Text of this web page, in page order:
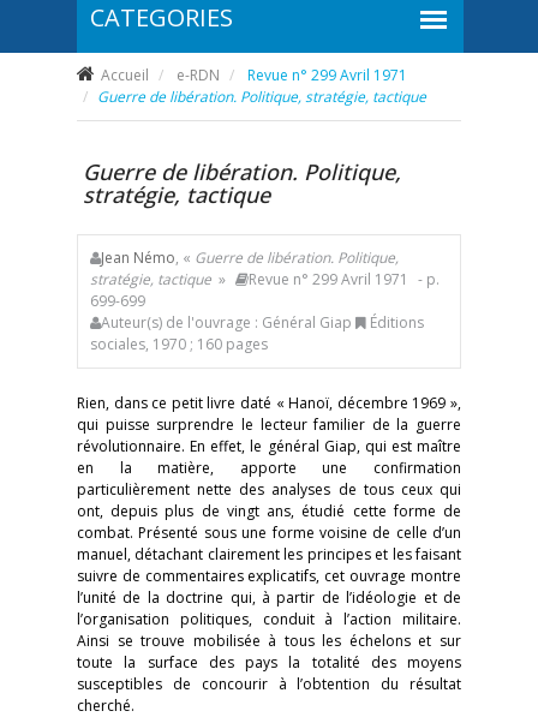
Accueil e-RDN
Revue n° 299 Avril 1971
Guerre de libération. Politique, stratégie, tactique
Guerre de libération. Politique,
stratégie, tactique
Jean Némo, « Guerre de libération. Politique,
stratégie, tactique » Revue n° 299 Avril 1971
- p.
699-699
Auteur(s) de l'ouvrage : Général Giap
Éditions
sociales, 1970 ; 160 pages
Rien, dans ce petit livre daté « Hanoï, décembre 1969 »,
qui puisse surprendre le lecteur familier de la guerre
révolutionnaire. En effet, le général Giap, qui est maître
en la matière, apporte une confirmation
particulièrement nette des analyses de tous ceux qui
ont, depuis plus de vingt ans, étudié cette forme de
combat. Présenté sous une forme voisine de celle d’un
manuel, détachant clairement les principes et les faisant
suivre de commentaires explicatifs, cet ouvrage montre
l’unité de la doctrine qui, à partir de l’idéologie et de
l’organisation politiques, conduit à l’action militaire.
Ainsi se trouve mobilisée à tous les échelons et sur
toute la surface des pays la totalité des moyens
susceptibles de concourir à l’obtention du résultat
cherché.